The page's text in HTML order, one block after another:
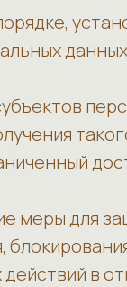
меры для
в